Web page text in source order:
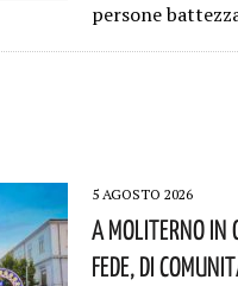
persone
5 AGOSTO 2026
A Moliterno In
Fede, Di